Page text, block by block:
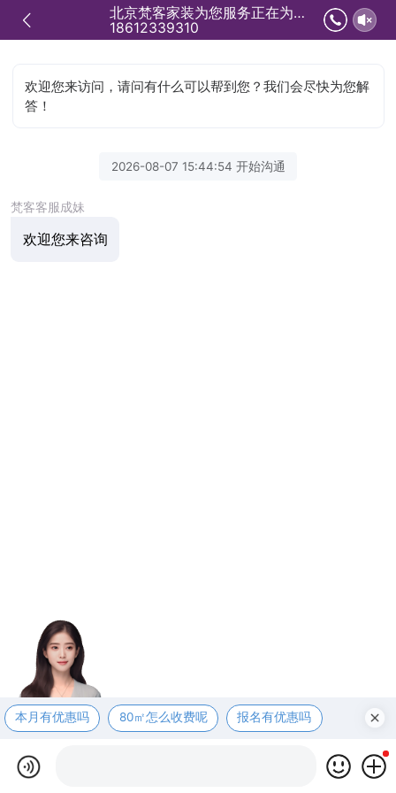
北京梵客家装为您服务正在为您服务
18612339310
欢迎您来访问，请问有什么可以帮到您？我们会尽快为您解
答！
2026-08-07 15:44:54 开始沟通
梵客客服成妹
欢迎您来咨询
本月有优惠吗 80㎡怎么收费呢 报名有优惠吗